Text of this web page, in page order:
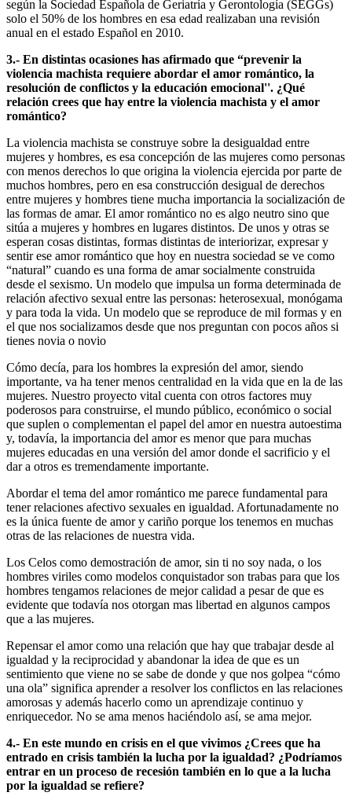
según la Sociedad Española de Geriatría y Gerontología (SEGGs)
solo el 50% de los hombres en esa edad realizaban una revisión
anual en el estado Español en 2010.
3.- En distintas ocasiones has afirmado que “prevenir la
violencia machista requiere abordar el amor romántico, la
resolución de conflictos y la educación emocional''. ¿Qué
relación crees que hay entre la violencia machista y el amor
romántico?
La violencia machista se construye sobre la desigualdad entre
mujeres y hombres, es esa concepción de las mujeres como personas
con menos derechos lo que origina la violencia ejercida por parte de
muchos hombres, pero en esa construcción desigual de derechos
entre mujeres y hombres tiene mucha importancia la socialización de
las formas de amar. El amor romántico no es algo neutro sino que
sitúa a mujeres y hombres en lugares distintos. De unos y otras se
esperan cosas distintas, formas distintas de interiorizar, expresar y
sentir ese amor romántico que hoy en nuestra sociedad se ve como
“natural” cuando es una forma de amar socialmente construida
desde el sexismo. Un modelo que impulsa un forma determinada de
relación afectivo sexual entre las personas: heterosexual, monógama
y para toda la vida. Un modelo que se reproduce de mil formas y en
el que nos socializamos desde que nos preguntan con pocos años si
tienes novia o novio
Cómo decía, para los hombres la expresión del amor, siendo
importante, va ha tener menos centralidad en la vida que en la de las
mujeres. Nuestro proyecto vital cuenta con otros factores muy
poderosos para construirse, el mundo público, económico o social
que suplen o complementan el papel del amor en nuestra autoestima
y, todavía, la importancia del amor es menor que para muchas
mujeres educadas en una versión del amor donde el sacrificio y el
dar a otros es tremendamente importante.
Abordar el tema del amor romántico me parece fundamental para
tener relaciones afectivo sexuales en igualdad. Afortunadamente no
es la única fuente de amor y cariño porque los tenemos en muchas
otras de las relaciones de nuestra vida.
Los Celos como demostración de amor, sin ti no soy nada, o los
hombres viriles como modelos conquistador son trabas para que los
hombres tengamos relaciones de mejor calidad a pesar de que es
evidente que todavía nos otorgan mas libertad en algunos campos
que a las mujeres.
Repensar el amor como una relación que hay que trabajar desde al
igualdad y la reciprocidad y abandonar la idea de que es un
sentimiento que viene no se sabe de donde y que nos golpea “cómo
una ola” significa aprender a resolver los conflictos en las relaciones
amorosas y además hacerlo como un aprendizaje continuo y
enriquecedor. No se ama menos haciéndolo así, se ama mejor.
4.- En este mundo en crisis en el que vivimos ¿Crees que ha
entrado en crisis también la lucha por la igualdad? ¿Podríamos
entrar en un proceso de recesión también en lo que a la lucha
por la igualdad se refiere?